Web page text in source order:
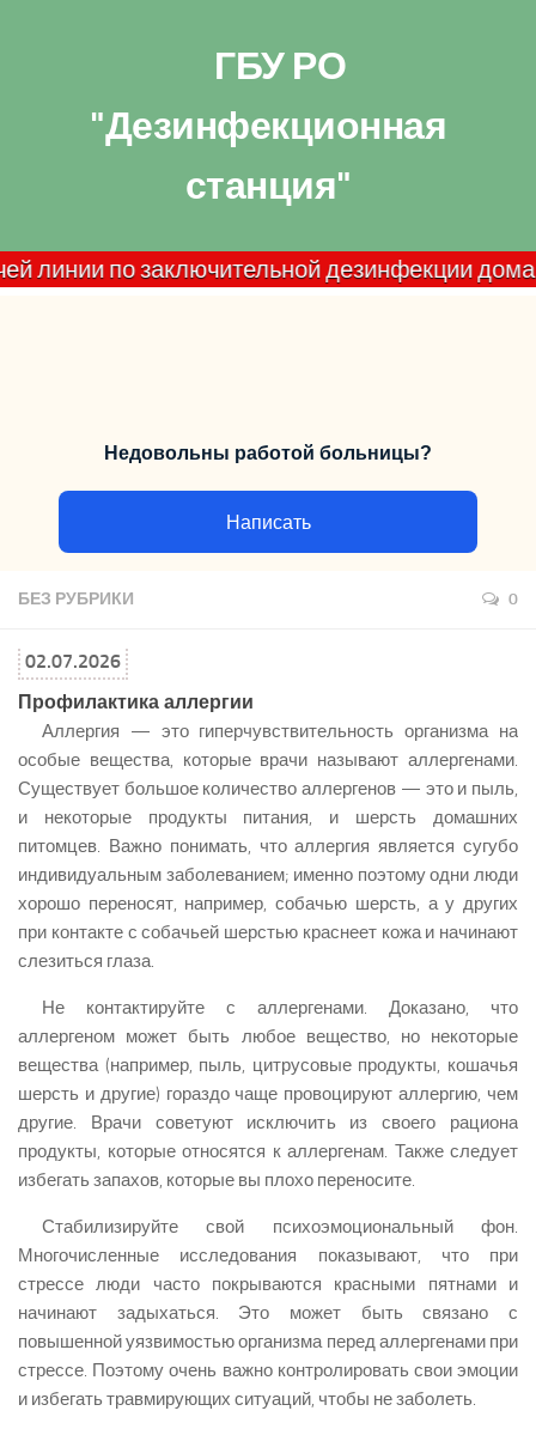
ГБУ РО
"Дезинфекционная
станция"
по заключительной дезинфекции
Недовольны работой больницы?
Написать
БЕЗ РУБРИКИ 0
02.07.2026
Профилактика аллергии
Аллергия — это гиперчувствительность организма на
особые вещества, которые врачи называют аллергенами.
Существует большое количество аллергенов — это и пыль,
и некоторые продукты питания, и шерсть домашних
питомцев. Важно понимать, что аллергия является сугубо
индивидуальным заболеванием; именно поэтому одни люди
хорошо переносят, например, собачью шерсть, а у других
при контакте с собачьей шерстью краснеет кожа и начинают
слезиться глаза.
Не контактируйте с аллергенами. Доказано, что
аллергеном может быть любое вещество, но некоторые
вещества (например, пыль, цитрусовые продукты, кошачья
шерсть и другие) гораздо чаще провоцируют аллергию, чем
другие. Врачи советуют исключить из своего рациона
продукты, которые относятся к аллергенам. Также следует
избегать запахов, которые вы плохо переносите.
Стабилизируйте свой психоэмоциональный фон.
Многочисленные исследования показывают, что при
стрессе люди часто покрываются красными пятнами и
начинают задыхаться. Это может быть связано с
повышенной уязвимостью организма перед аллергенами при
стрессе. Поэтому очень важно контролировать свои эмоции
и избегать травмирующих ситуаций, чтобы не заболеть.